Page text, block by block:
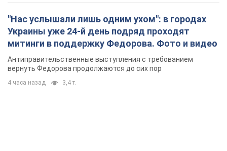
"Нас услышали лишь одним ухом": в городах
Украины уже 24-й день подряд проходят
митинги в поддержку Федорова. Фото и видео
Антиправительственные выступления с требованием
вернуть Федорова продолжаются до сих пор
4 часа назад 3,4 т.